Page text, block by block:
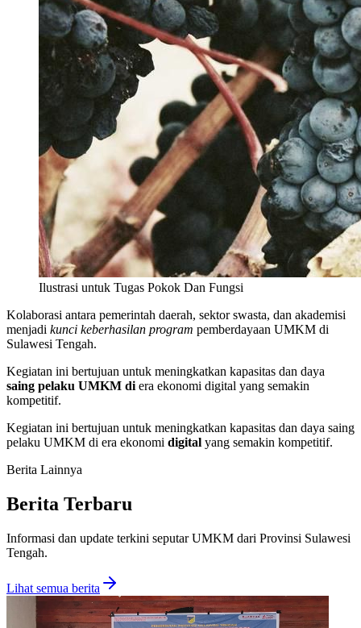
Ilustrasi untuk Tugas Pokok Dan Fungsi
Kolaborasi antara pemerintah daerah, sektor swasta, dan akademisi
menjadi kunci keberhasilan program pemberdayaan UMKM di
Sulawesi Tengah.
Kegiatan ini bertujuan untuk meningkatkan kapasitas dan daya
saing pelaku UMKM di era ekonomi digital yang semakin
kompetitif.
Kegiatan ini bertujuan untuk meningkatkan kapasitas dan daya saing
pelaku UMKM di era ekonomi digital yang semakin kompetitif.
Berita Lainnya
Berita Terbaru
Informasi dan update terkini seputar UMKM dari Provinsi Sulawesi
Tengah.
Lihat semua berita